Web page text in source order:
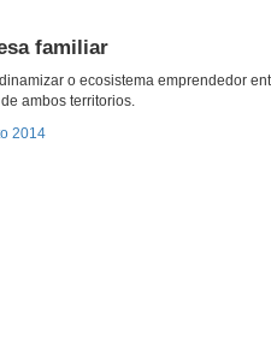
familiar
o ecosistema emprendedor
ambos territorios.
2014